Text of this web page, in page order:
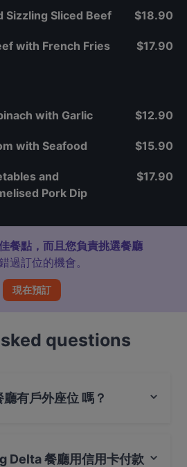
Sizzling Sliced Beef $18.90
with French Fries $17.90
with Garlic $12.90
with Seafood $15.90
and
Pork Dip
$17.90
餐點，而且您負責挑選餐廳
過訂位的機會。
現在預訂
questions
有戶外座位 嗎？
Delta 餐廳用信用卡付款